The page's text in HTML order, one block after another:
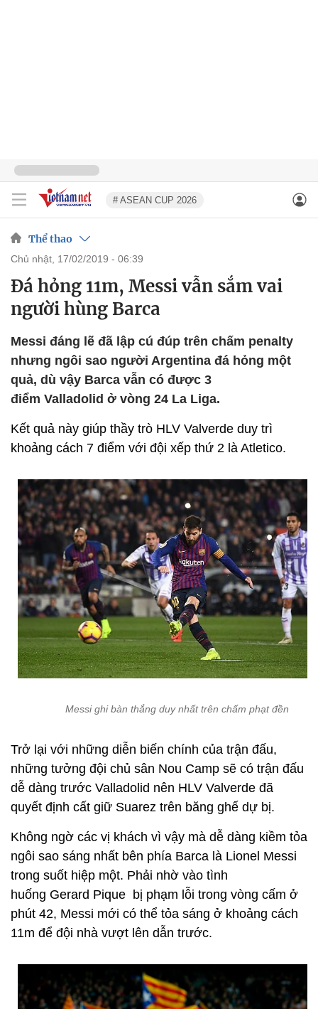
# ASEAN CUP 2026
Thể thao
chủ nhật, 17/02/2019 - 06:39
Đá hỏng 11m, Messi vẫn sắm vai
người hùng Barca
Messi đáng lẽ đã lập cú đúp trên chấm penalty
nhưng ngôi sao người Argentina đá hỏng một
quả, dù vậy Barca vẫn có được 3
điểm Valladolid ở vòng 24 La Liga.
Kết quả này giúp thầy trò HLV Valverde duy trì
khoảng cách 7 điểm với đội xếp thứ 2 là Atletico.
Messi ghi bàn thắng duy nhất trên chấm phạt đền
Trở lại với những diễn biến chính của trận đấu,
những tưởng đội chủ sân Nou Camp sẽ có trận đấu
dễ dàng trước Valladolid nên HLV Valverde đã
quyết định cất giữ Suarez trên băng ghế dự bị.
Không ngờ các vị khách vì vậy mà dễ dàng kiềm tỏa
ngôi sao sáng nhất bên phía Barca là Lionel Messi
trong suốt hiệp một. Phải nhờ vào tình
huống Gerard Pique bị phạm lỗi trong vòng cấm ở
phút 42, Messi mới có thể tỏa sáng ở khoảng cách
11m để đội nhà vượt lên dẫn trước.